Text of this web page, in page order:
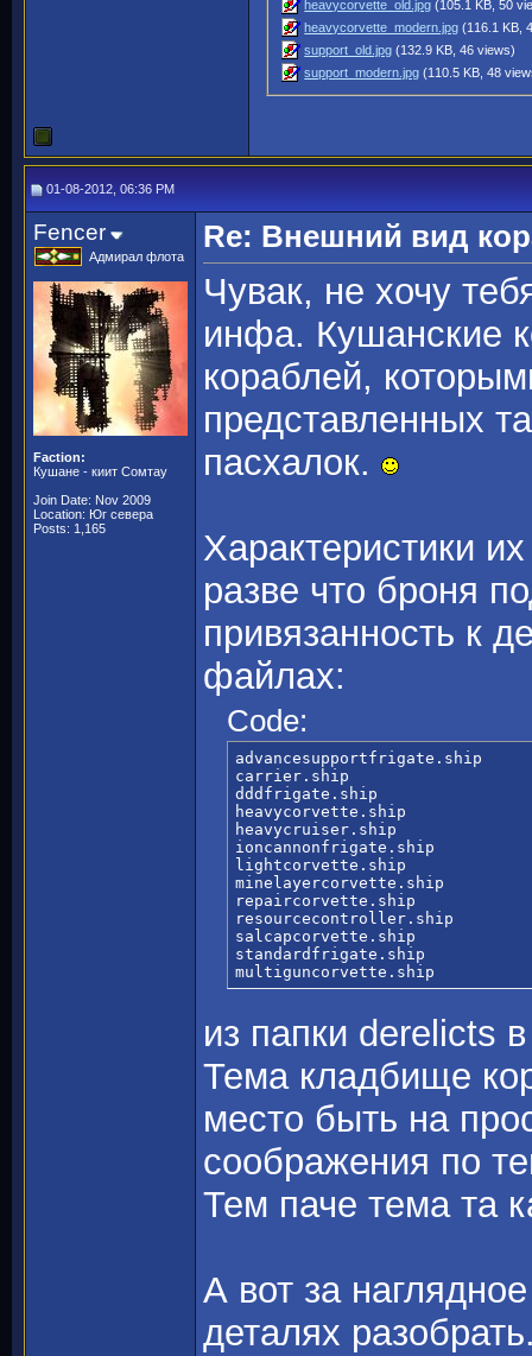
heavycorvette_old.jpg (105.1 KB, 50
heavycorvette_modern.jpg (116.1 KB,
support_old.jpg (132.9 KB, 46 views)
support_modern.jpg (110.5 KB, 48
01-08-2012, 06:36 PM
Fencer
Адмирал флота
Faction:
Кушане - киит Сомтау
Join Date: Nov 2009
Location: Юг севера
Posts: 1,165
Re: Внешний вид
Чувак, не хочу
инфа. Кушанские
кораблей,
представленных
пасхалок.
Характеристики
разве что броня
привязанность к
файлах:
Code:
advancesupportfrigate.ship
carrier.ship
dddfrigate.ship
heavycorvette.ship
heavycruiser.ship
ioncannonfrigate.ship
lightcorvette.ship
minelayercorvette.ship
repaircorvette.ship
resourcecontroller.ship
salcapcorvette.ship
standardfrigate.ship
multiguncorvette.ship
из папки derelicts
Тема кладбище
место быть на
соображения по
Тем паче тема та
А вот за
деталях